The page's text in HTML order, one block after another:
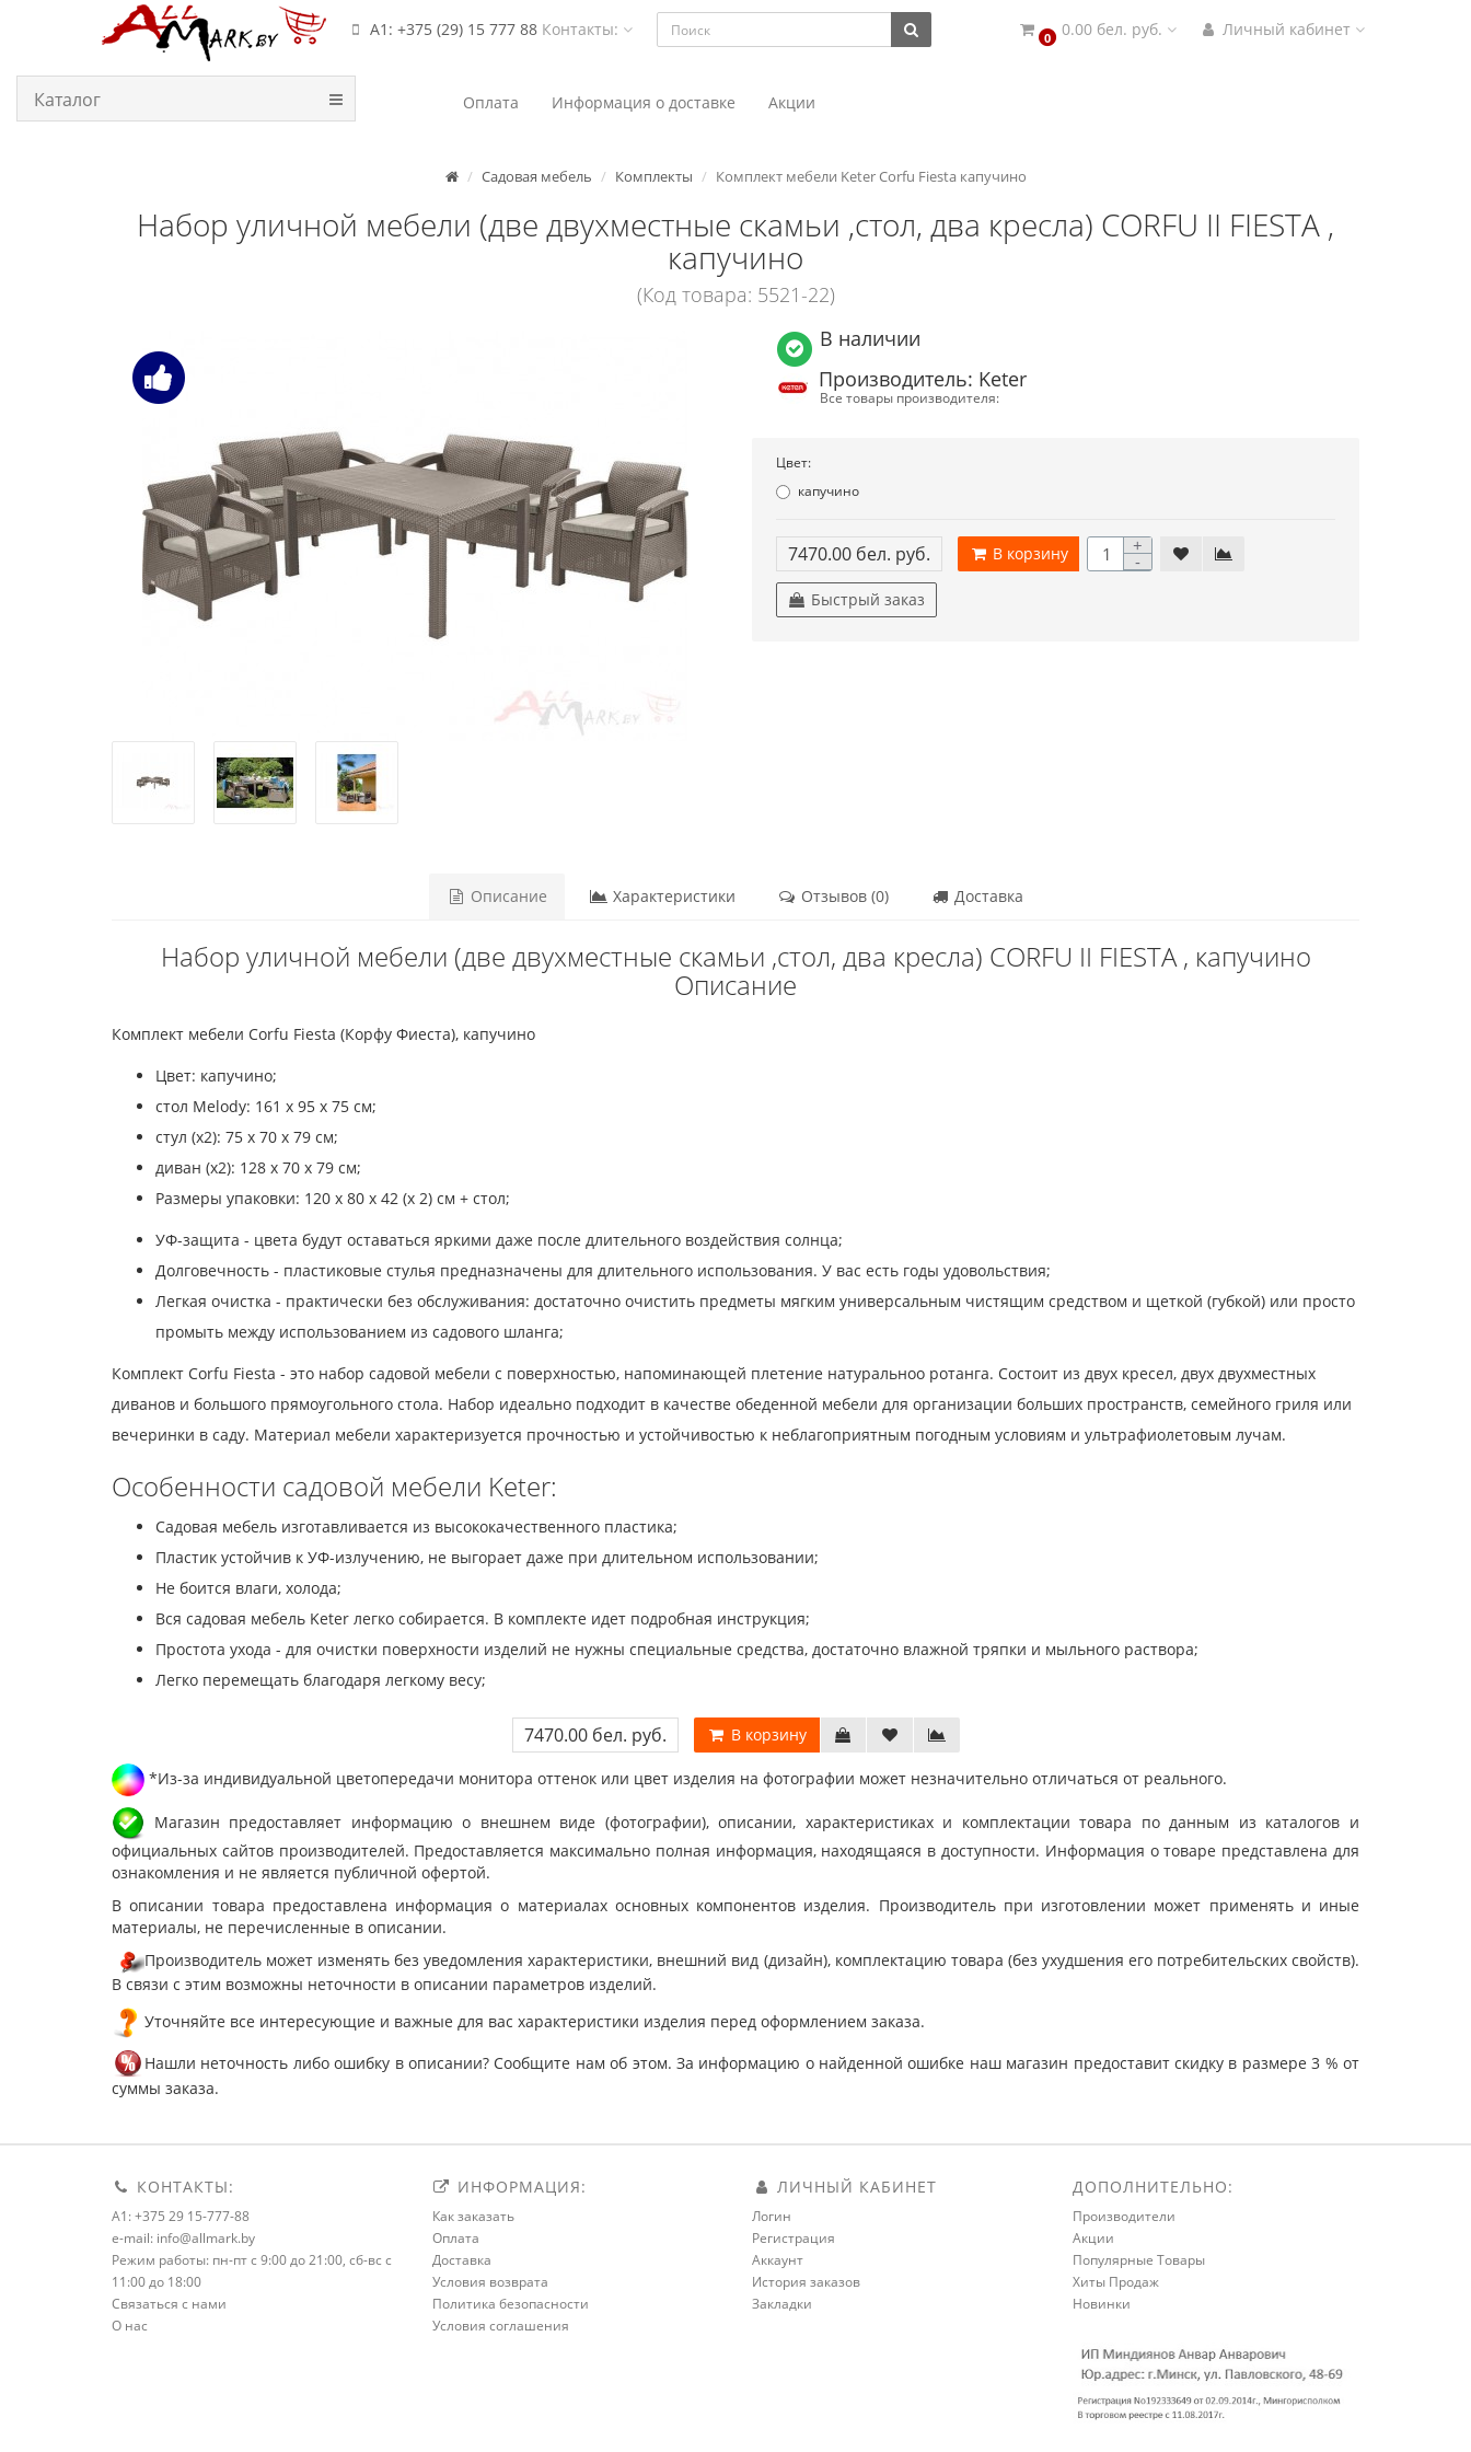
А1: +375 (29) 15 777 88 Контакты: 0 0.00 бел. руб. Личный кабинет
Каталог Оплата Информация о доставке Акции
Садовая мебель Комплекты Комплект мебели Keter Corfu Fiesta капучино
Набор уличной мебели (две двухместные скамьи ,стол, два кресла) CORFU II FIESTA ,
капучино
(Код товара: 5521-22)
В наличии
Производитель: Keter
Все товары производителя:
Цвет:
капучино
7470.00 бел. руб. В корзину +
-
Быстрый заказ
Описание Характеристики Отзывов (0) Доставка
Набор уличной мебели (две двухместные скамьи ,стол, два кресла) CORFU II FIESTA , капучино
Описание
Комплект мебели Corfu Fiesta (Корфу Фиеста), капучино
Цвет: капучино;
стол Melody: 161 x 95 x 75 см;
стул (x2): 75 x 70 x 79 см;
диван (x2): 128 x 70 x 79 см;
Размеры упаковки: 120 x 80 x 42 (x 2) см + стол;
УФ-защита - цвета будут оставаться яркими даже после длительного воздействия солнца;
Долговечность - пластиковые стулья предназначены для длительного использования. У вас есть годы удовольствия;
Легкая очистка - практически без обслуживания: достаточно очистить предметы мягким универсальным чистящим средством и щеткой (губкой) или просто
промыть между использованием из садового шланга;
Комплект Corfu Fiesta - это набор садовой мебели с поверхностью, напоминающей плетение натуральноо ротанга. Состоит из двух кресел, двух двухместных
диванов и большого прямоугольного стола. Набор идеально подходит в качестве обеденной мебели для организации больших пространств, семейного гриля или
вечеринки в саду. Материал мебели характеризуется прочностью и устойчивостью к неблагоприятным погодным условиям и ультрафиолетовым лучам.
Особенности садовой мебели Keter:
Садовая мебель изготавливается из высококачественного пластика;
Пластик устойчив к УФ-излучению, не выгорает даже при длительном использовании;
Не боится влаги, холода;
Вся садовая мебель Keter легко собирается. В комплекте идет подробная инструкция;
Простота ухода - для очистки поверхности изделий не нужны специальные средства, достаточно влажной тряпки и мыльного раствора;
Легко перемещать благодаря легкому весу;
7470.00 бел. руб. В корзину
*Из-за индивидуальной цветопередачи монитора оттенок или цвет изделия на фотографии может незначительно отличаться от реального.
Магазин предоставляет информацию о внешнем виде (фотографии), описании, характеристиках и комплектации товара по данным из каталогов и
официальных сайтов производителей. Предоставляется максимально полная информация, находящаяся в доступности. Информация о товаре представлена для
ознакомления и не является публичной офертой.
В описании товара предоставлена информация о материалах основных компонентов изделия. Производитель при изготовлении может применять и иные
материалы, не перечисленные в описании.
Производитель может изменять без уведомления характеристики, внешний вид (дизайн), комплектацию товара (без ухудшения его потребительских свойств).
В связи с этим возможны неточности в описании параметров изделий.
Уточняйте все интересующие и важные для вас характеристики изделия перед оформлением заказа.
Нашли неточность либо ошибку в описании? Сообщите нам об этом. За информацию о найденной ошибке наш магазин предоставит скидку в размере 3 % от
суммы заказа.
КОНТАКТЫ:
A1: +375 29 15-777-88
e-mail: info@allmark.by
Режим работы: пн-пт с 9:00 до 21:00, сб-вс с
11:00 до 18:00
Связаться с нами
О нас
ИНФОРМАЦИЯ:
Как заказать
Оплата
Доставка
Условия возврата
Политика безопасности
Условия соглашения
ЛИЧНЫЙ КАБИНЕТ
Логин
Регистрация
Аккаунт
История заказов
Закладки
ДОПОЛНИТЕЛЬНО:
Производители
Акции
Популярные Товары
Хиты Продаж
Новинки